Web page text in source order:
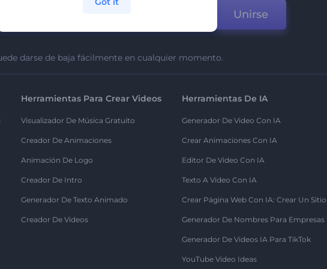
Unirse
darse de baja fácilmente en cualquier momento.
Herramientas Para Crear Videos
Visualizador De Música Gratuito
Creador De Animaciones
Animación De Logo
Creador De Intro
Generador De Texto Animado
Creador De Videos
Herramientas De IA
Generador De Video Con IA
Crear Animaciones Con IA
Editor De Video Con IA
Texto A Video Con IA
Crear Página Web Con IA: Crear Un
Generador De Nombres Para Empresas
Generador De Videos IA Para TikTok
YouTube Video Ideas